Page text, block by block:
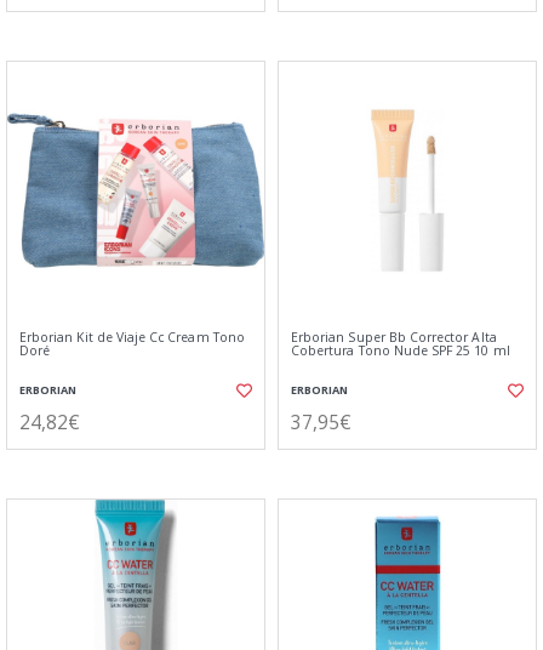
Erborian Kit de Viaje Cc Cream Tono
Doré
ERBORIAN
24,82€
Erborian Super Bb Corrector Alta
Cobertura Tono Nude SPF 25 10 ml
ERBORIAN
37,95€